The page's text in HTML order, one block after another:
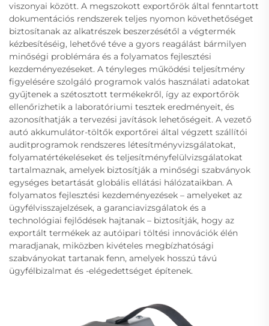
viszonyai között. A megszokott exportőrök által fenntartott
dokumentációs rendszerek teljes nyomon követhetőséget
biztosítanak az alkatrészek beszerzésétől a végtermék
kézbesítéséig, lehetővé téve a gyors reagálást bármilyen
minőségi problémára és a folyamatos fejlesztési
kezdeményezéseket. A tényleges működési teljesítmény
figyelésére szolgáló programok valós használati adatokat
gyűjtenek a szétosztott termékekről, így az exportőrök
ellenőrizhetik a laboratóriumi tesztek eredményeit, és
azonosíthatják a tervezési javítások lehetőségeit. A vezető
autó akkumulátor-töltők exportőrei által végzett szállítói
auditprogramok rendszeres létesítményvizsgálatokat,
folyamatértékeléseket és teljesítményfelülvizsgálatokat
tartalmaznak, amelyek biztosítják a minőségi szabványok
egységes betartását globális ellátási hálózataikban. A
folyamatos fejlesztési kezdeményezések – amelyeket az
ügyfélvisszajelzések, a garanciavizsgálatok és a
technológiai fejlődések hajtanak – biztosítják, hogy az
exportált termékek az autóipari töltési innovációk élén
maradjanak, miközben kivételes megbízhatósági
szabványokat tartanak fenn, amelyek hosszú távú
ügyfélbizalmat és -elégedettséget építenek.